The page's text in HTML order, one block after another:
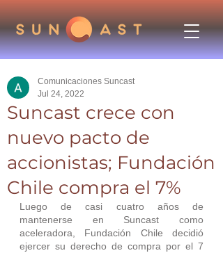
Suncast crece con
nuevo pacto de
accionistas; Fundación
Chile compra el 7%
Comunicaciones Suncast
Jul 24, 2022
Luego de casi cuatro años de
mantenerse en Suncast como
aceleradora, Fundación Chile decidió
ejercer su derecho de compra por el 7